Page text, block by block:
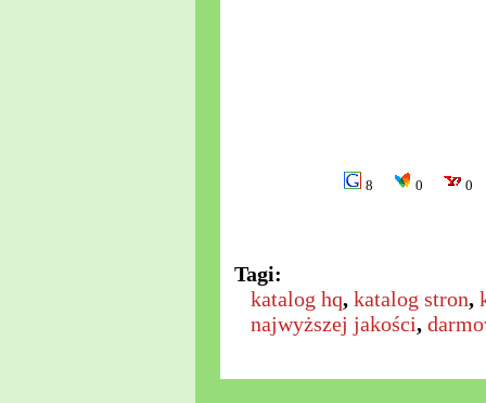
8 0 0
Tagi:
katalog hq, katalog stron,
najwyższej jakości,